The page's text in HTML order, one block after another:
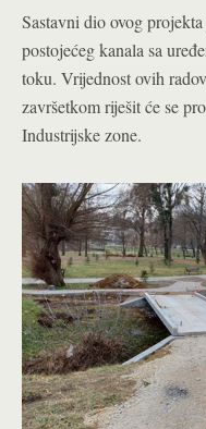
Sastavni dio ovog
postojećeg kanala sa
toku. Vrijednost ovih
završetkom riješit će se
Industrijske zone.